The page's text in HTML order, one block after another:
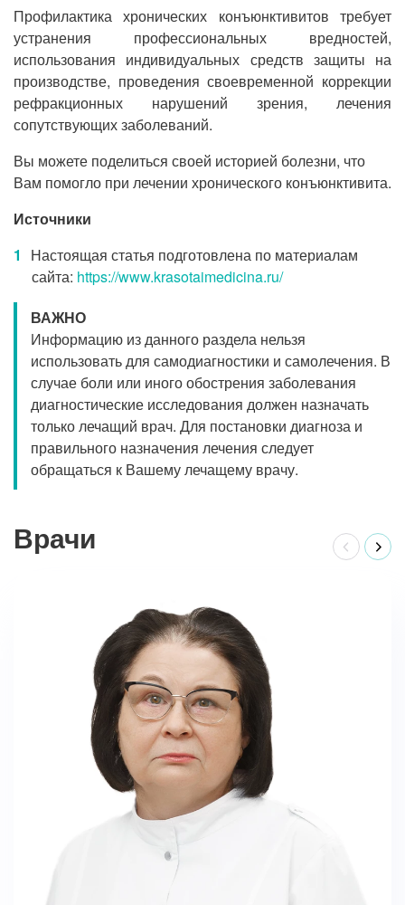
Профилактика хронических конъюнктивитов требует
устранения профессиональных вредностей,
использования индивидуальных средств защиты на
производстве, проведения своевременной коррекции
рефракционных нарушений зрения, лечения
сопутствующих заболеваний.
Вы можете поделиться своей историей болезни, что
Вам помогло при лечении хронического конъюнктивита.
Источники
Настоящая статья подготовлена по материалам
сайта: https://www.krasotaimedicina.ru/
ВАЖНО
Информацию из данного раздела нельзя
использовать для самодиагностики и самолечения. В
случае боли или иного обострения заболевания
диагностические исследования должен назначать
только лечащий врач. Для постановки диагноза и
правильного назначения лечения следует
обращаться к Вашему лечащему врачу.
Врачи